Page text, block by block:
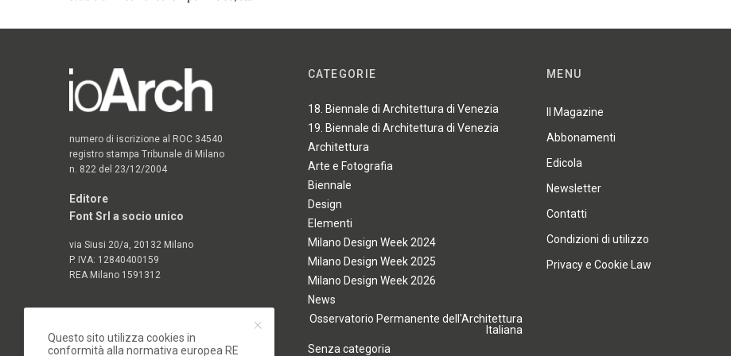
numero di iscrizione al ROC 34540
registro stampa Tribunale di Milano
n. 822 del 23/12/2004
Editore
Font Srl a socio unico
via Siusi 20/a, 20132 Milano
P. IVA: 12840400159
REA Milano 1591312
CATEGORIE
18. Biennale di Architettura di Venezia
19. Biennale di Architettura di Venezia
Architettura
Arte e Fotografia
Biennale
Design
Elementi
Milano Design Week 2024
Milano Design Week 2025
Milano Design Week 2026
News
Osservatorio Permanente dell'Architettura
Italiana
Senza categoria
MENU
Il Magazine
Abbonamenti
Edicola
Newsletter
Contatti
Condizioni di utilizzo
Privacy e Cookie Law
Questo sito utilizza cookies in
conformità alla normativa europea RE